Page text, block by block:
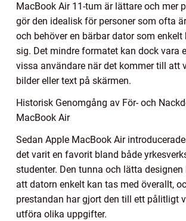
MacBook Air 11-tum är lättare och mer
gör den idealisk för personer som ofta
och behöver en bärbar dator som enkelt
sig. Det mindre formatet kan dock vara
vissa användare när det kommer till att
bilder eller text på skärmen.
Historisk Genomgång av För- och
MacBook Air
Sedan Apple MacBook Air
det varit en favorit bland både
studenter. Den tunna och lätta
att datorn enkelt kan tas med överallt,
prestandan har gjort den till ett pålitligt
utföra olika uppgifter.